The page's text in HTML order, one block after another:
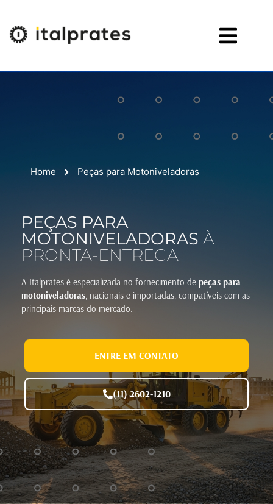
Home Peças para Motoniveladoras
PEÇAS PARA
MOTONIVELADORAS À
PRONTA-ENTREGA
A Italprates é especializada no fornecimento de peças para
motoniveladoras , nacionais e importadas, compatíveis com as
principais marcas do mercado.
ENTRE EM CONTATO
(11) 2602-1210